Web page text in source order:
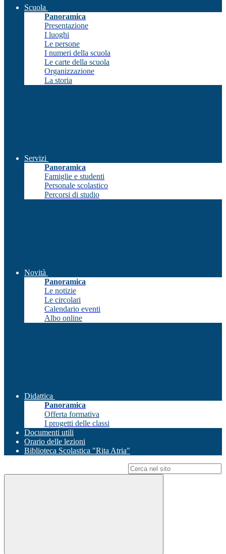
Scuola
Panoramica
Presentazione
I luoghi
Le persone
I numeri della scuola
Le carte della scuola
Organizzazione
La storia
Servizi
Panoramica
Famiglie e studenti
Personale scolastico
Percorsi di studio
Novità
Panoramica
Le notizie
Le circolari
Calendario eventi
Albo online
Didattica
Panoramica
Offerta formativa
I progetti delle classi
Documenti utili
Orario delle lezioni
Biblioteca Scolastica "Rita Atria"